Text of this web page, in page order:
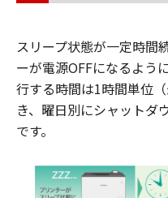
スリープ状態が一定時間
ーが電源OFFになるよう
行する時間は1時間単位
き、曜日別にシャットダ
です。